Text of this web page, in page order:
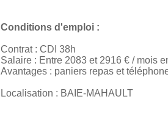
Conditions d'emploi :
Contrat : CDI 38h
Salaire : Entre 2083 et 2916 € / mois
Avantages : paniers repas et
Localisation : BAIE-MAHAULT